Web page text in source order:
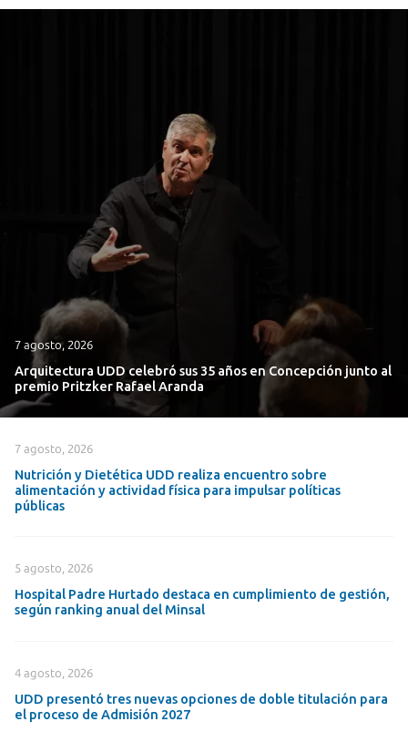
7 agosto, 2026
Arquitectura UDD celebró sus 35 años en Concepción junto al
premio Pritzker Rafael Aranda
7 agosto, 2026
Nutrición y Dietética UDD realiza encuentro sobre
alimentación y actividad física para impulsar políticas
públicas
5 agosto, 2026
Hospital Padre Hurtado destaca en cumplimiento de gestión,
según ranking anual del Minsal
4 agosto, 2026
UDD presentó tres nuevas opciones de doble titulación para
el proceso de Admisión 2027